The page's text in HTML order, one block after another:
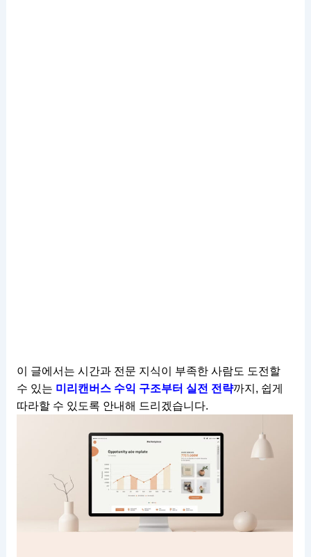
이 글에서는 시간과 전문 지식이 부족한 사람도 도전할
수 있는 미리캔버스 수익 구조부터 실전 전략까지, 쉽게
따라할 수 있도록 안내해 드리겠습니다.